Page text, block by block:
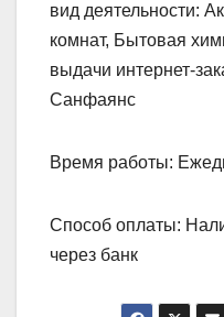
вид деятельности:
комнат, Бытовая
выдачи интернет-
Санфаянс
Время работы:
Способ оплаты:
через банк